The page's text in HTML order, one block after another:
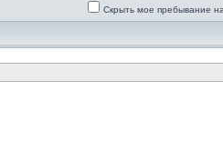
Скрыть мое пребывание